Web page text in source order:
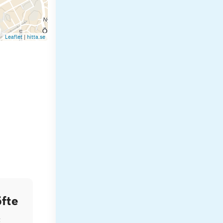
Leaflet | hitta.se